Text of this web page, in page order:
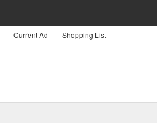
Current Ad Shopping List